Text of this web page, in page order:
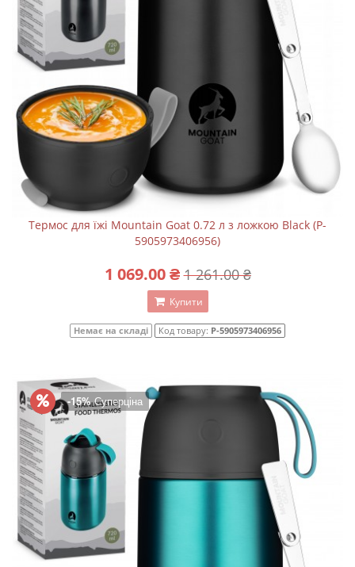
Термос для їжі Mountain Goat 0.72 л з ложкою Black (P-
5905973406956)
1 069.00 ₴ 1 261.00 ₴
Купити
Немає на складі Код товару: P-5905973406956
-15%Суперціна